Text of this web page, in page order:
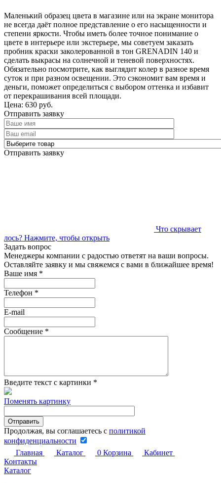
Маленький образец цвета в магазине или на экране монитора
не всегда даёт полное представление о его насыщенности и
степени яркости. Чтобы иметь более точное понимание о
цвете в интерьере или экстерьере, мы советуем заказать
пробник краски заколерованной в тон GRENADIN 140 и
сделать выкрасы на солнечной и теневой поверхностях.
Обязательно посмотрите, как выглядит колер в разное время
суток и при разном освещении. Это сэкономит вам время и
деньги, поможет определиться с выбором оттенка и избавит
от перекрашивания всей площади.
Цена: 630 руб.
Отправить заявку
Отправить заявку
Что скрывает
лось? Нажмите, чтобы открыть
Задать вопрос
Менеджеры компании с радостью ответят на ваши вопросы.
Оставляйте заявку и мы свяжемся с вами в ближайшее время!
Ваше имя *
Телефон *
E-mail
Сообщение *
Введите текст с картинки *
Поменять картинку
Продолжая, вы соглашаетесь с политикой
конфиденциальности
Главная
Каталог 0 Корзина
Кабинет
Контакты
Каталог